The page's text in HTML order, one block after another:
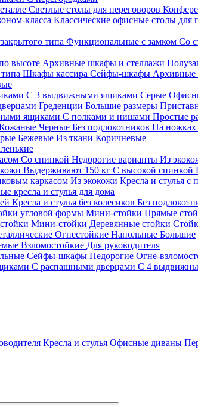
Светлые столы для переговоров
класса Классические офисные столы для
типа Функциональные с замком Со
высоте Архивные шкафы и стеллажи
Шкафы кассира Сейфы-шкафы Архивные
С 3 выдвижными ящиками Серые
Греденции Большие размеры
ящиками С полками и нишами Простые
Черные Без подлокотников На ножках
Бежевые Из ткани Коричневые
Со спинкой Недорогие варианты Из
Выдерживают 150 кг С высокой спинкой
каркасом Из экокожи Кресла и стулья с
кресла и стулья для дома
Кресла и стулья без колесиков Без
угловой формы Мини-стойки Прямые
Мини-стойки Деревянные стойки
Огнестойкие Напольные Большие
Взломостойкие Для руководителя
Сейфы-шкафы Недорогие Огне-
С распашными дверцами С 4
Кресла и стулья Офисные диваны